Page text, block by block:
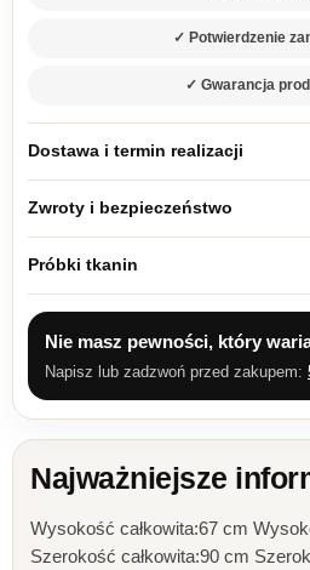
✓ Potwierdzenie
✓ Gwarancja
Dostawa i termin realizacji
Zwroty i bezpieczeństwo
Próbki tkanin
Nie masz pewności, który
Napisz lub zadzwoń przed zakupem:
Najważniejsze
Wysokość całkowita:67 cm
Szerokość całkowita:90 cm